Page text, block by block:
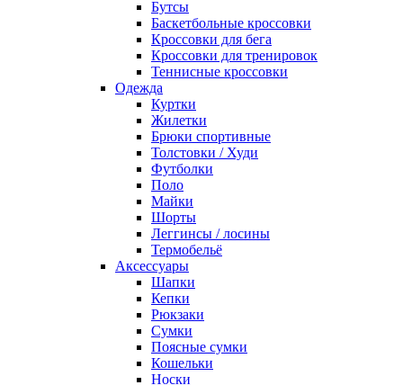
Бутсы
Баскетбольные кроссовки
Кроссовки для бега
Кроссовки для тренировок
Теннисные кроссовки
Одежда
Куртки
Жилетки
Брюки спортивные
Толстовки / Худи
Футболки
Поло
Майки
Шорты
Леггинсы / лосины
Термобельё
Аксессуары
Шапки
Кепки
Рюкзаки
Сумки
Поясные сумки
Кошельки
Носки